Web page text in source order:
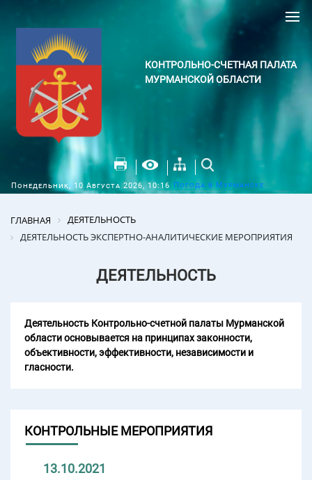
КОНТРОЛЬНО-СЧЕТНАЯ ПАЛАТА
МУРМАНСКОЙ ОБЛАСТИ
Понедельник, 10 Августа 2026, 10:16 Погода в Мурманске
ГЛАВНАЯ
ДЕЯТЕЛЬНОСТЬ
ДЕЯТЕЛЬНОСТЬ ЭКСПЕРТНО-АНАЛИТИЧЕСКИЕ МЕРОПРИЯТИЯ
ДЕЯТЕЛЬНОСТЬ
Деятельность Контрольно-счетной палаты Мурманской
области основывается на принципах законности,
объективности, эффективности, независимости и
гласности.
КОНТРОЛЬНЫЕ МЕРОПРИЯТИЯ
13.10.2021